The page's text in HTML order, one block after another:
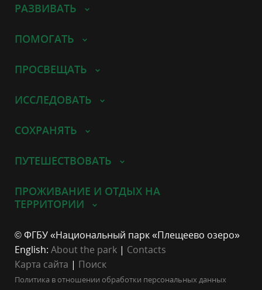
РАЗВИВАТЬ
ПОМОГАТЬ
ПРОСВЕЩАТЬ
ИССЛЕДОВАТЬ
СОХРАНЯТЬ
ПУТЕШЕСТВОВАТЬ
ПРОЖИВАНИЕ И ОТДЫХ НА
ТЕРРИТОРИИ
© ФГБУ «Национальный парк «Плещеево озеро»
English: About the park | Contacts
Карта сайта | Поиск
Политика в отношении обработки персональных данных